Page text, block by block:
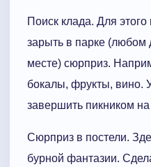
Поиск клада. Для
зарыть в парке
месте) сюрприз.
бокалы, фрукты, вино.
завершить пикником
Сюрприз в постели.
бурной фантазии.